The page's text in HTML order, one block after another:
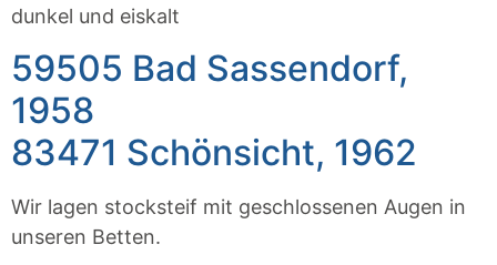
dunkel und eiskalt
59505 Bad Sassendorf,
1958
83471 Schönsicht, 1962
Wir lagen stocksteif mit geschlossenen Augen in
unseren Betten.